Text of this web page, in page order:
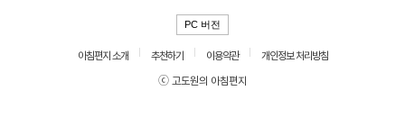
PC 버전
아침편지 소개 추천하기 이용약관
개인정보 처리방침
ⓒ 고도원의 아침편지